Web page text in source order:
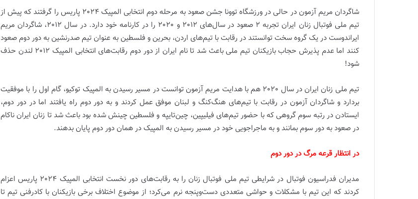
شاگردان مریم آزمون در حالی در ورزشگاه توونا جشن صعود به مرحله دوم انتخابی المپیک 2024 پاریس را گرفتند که پیش از
تیم ملی فوتبال زنان ایران تجربه 2 صعود در سال‌های 2012 و 2020 را در کارنامه خود دارد. در سال 2012، شاگردان مریم
ایراندوست در یک گروه سخت توانستند در رقابت با تیم‌های اردن، بحرین و فلسطین به عنوان تیم صدرنشین به دور دوم صعود
کنند اما عدم پذیرش حجاب بازیکنان تیم ملی باعث شد تا نام ایران از دور دوم رقابت‌های انتخابی المپیک 2012 لندن حذف
شود!
تیم ملی زنان ایران در سال 2020 هم با هدایت مریم آزمون توانست در مسیر رسیدن به المپیک توکیو، گام اول را با موفقیت
بردارد و شاگردان آزمون در رقابت با تیم‌های هنگ‌کنگ و لبنان موفق عمل کردند و به دور دوم راه یافتند اما در دور دوم،
ایستادن در رتبه سوم گروهی که با حضور تیم‌های فیلیپین، چین‌تایپه و فلسطین چینش شده بود باعث شد تا زنان ایران ناکام
در صعود به دور سوم بمانند و به ماجراجویی خود در مسیر رسیدن به المپیک در همان دور دوم پایان بدهند.
در انتظار قرعه مرگ در دور دوم
مدیران فدراسیون فوتبال در شرایطی تیم ملی فوتبال زنان را به رقابت‌های دور نخست انتخابی المپیک 2024 پاریس اعزام
کردند که این تیم با مشکلات و حواشی متعددی دست‌وپنجه نرم می‌کرد؛ از موضوع اختلاف برخی بازیکنان با کادرفنی تیم تا